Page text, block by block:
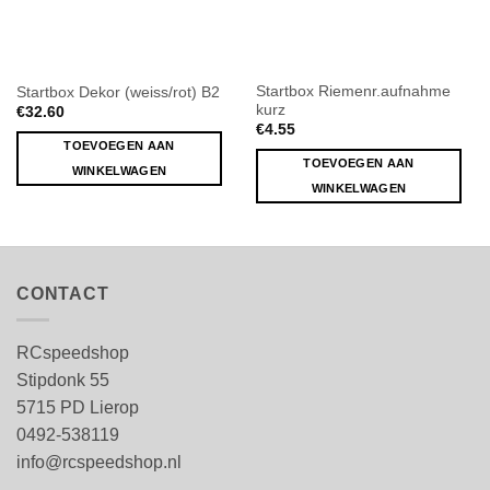
Startbox Dekor (weiss/rot) B2
€32.60
TOEVOEGEN AAN
WINKELWAGEN
Startbox Riemenr.aufnahme
kurz
€4.55
TOEVOEGEN AAN
WINKELWAGEN
CONTACT
RCspeedshop
Stipdonk 55
5715 PD Lierop
0492-538119
info@rcspeedshop.nl